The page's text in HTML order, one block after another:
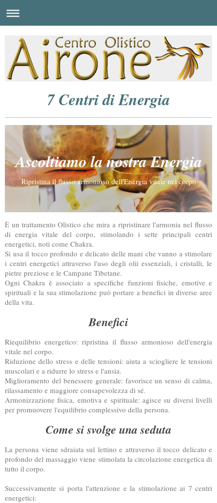
7 Centri di Energia
Ascoltiamo la nostra Energia
Ripristina il flusso armonioso dell'Energia vitale nel corpo
È un trattamento Olistico che mira a ripristinare l'armonia nel flusso
di energia vitale del corpo, stimolando i sette principali centri
energetici, noti come Chakra.
Si usa il tocco profondo e delicato delle mani che vanno a stimolare
i centri energetici attraverso l'uso degli olii essenziali, i cristalli, le
pietre preziose e le Campane Tibetane.
Ogni Chakra è associato a specifiche funzioni fisiche, emotive e
spirituali e la sua stimolazione può portare a benefici in diverse aree
della vita.
Benefici
Riequilibrio energetico: ripristina il flusso armonioso dell'energia
vitale nel corpo.
Riduzione dello stress e delle tensioni: aiuta a sciogliere le tensioni
muscolari e a ridurre lo stress e l'ansia.
Miglioramento del benessere generale: favorisce un senso di calma,
rilassamento e maggiore consapevolezza di sé.
Armonizzazione fisica, emotiva e spirituale: agisce su diversi livelli
per promuovere l'equilibrio complessivo della persona.
Come si svolge una seduta
La persona viene sdraiata sul lettino e attraverso il tocco delicato e
profondo del massaggio viene stimolata la circolazione energetica di
tutto il corpo.
Successivamente si porta l'attenzione e la stimolazione ai 7 centri
energetici: